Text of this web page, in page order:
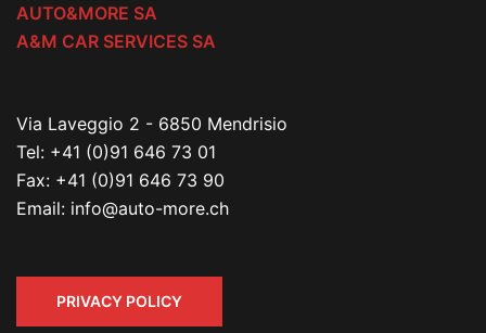
AUTO&MORE SA
A&M CAR SERVICES SA
Via Laveggio 2 - 6850 Mendrisio
Tel: +41 (0)91 646 73 01
Fax: +41 (0)91 646 73 90
Email: info@auto-more.ch
PRIVACY POLICY